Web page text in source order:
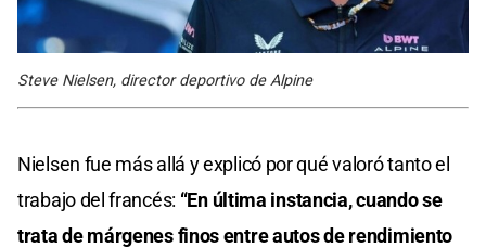
Steve Nielsen, director deportivo de Alpine
Nielsen fue más allá y explicó por qué valoró tanto el
trabajo del francés: “En última instancia, cuando se
trata de márgenes finos entre autos de rendimiento